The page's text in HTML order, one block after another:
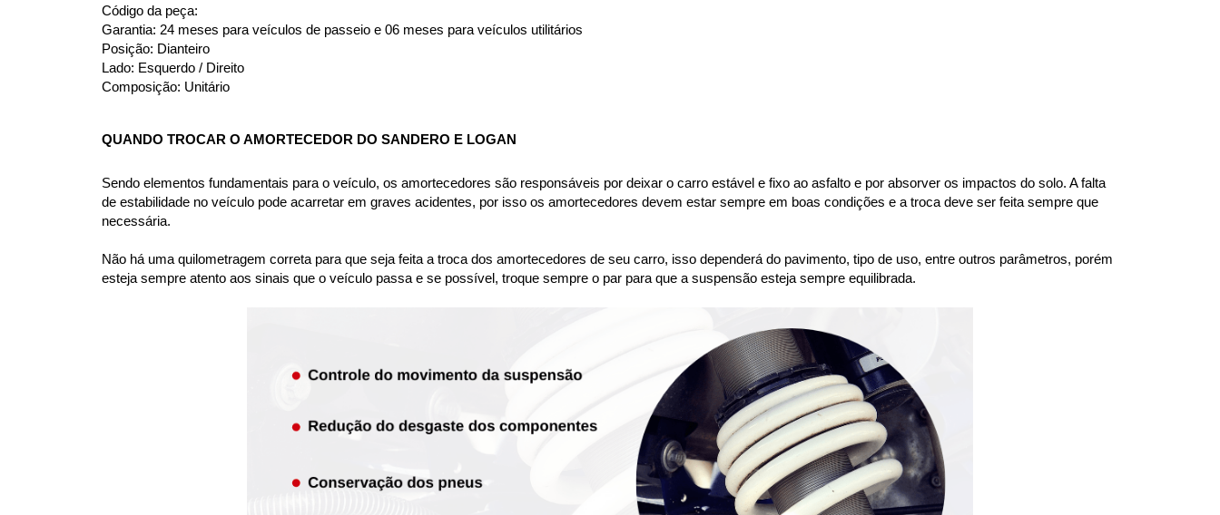
Código da peça:
Garantia: 24 meses para veículos de passeio e 06 meses para veículos utilitários
Posição: Dianteiro
Lado: Esquerdo / Direito
Composição: Unitário
QUANDO TROCAR O AMORTECEDOR DO SANDERO E LOGAN
Sendo elementos fundamentais para o veículo, os amortecedores são responsáveis por deixar o carro estável e fixo ao asfalto e por absorver os impactos do solo. A falta
de estabilidade no veículo pode acarretar em graves acidentes, por isso os amortecedores devem estar sempre em boas condições e a troca deve ser feita sempre que
necessária.
Não há uma quilometragem correta para que seja feita a troca dos amortecedores de seu carro, isso dependerá do pavimento, tipo de uso, entre outros parâmetros, porém
esteja sempre atento aos sinais que o veículo passa e se possível, troque sempre o par para que a suspensão esteja sempre equilibrada.